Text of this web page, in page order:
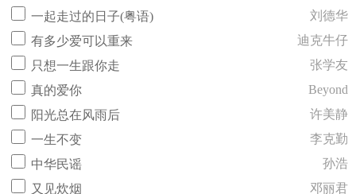
一起走过的日子(粤语)
刘德华
有多少爱可以重来
迪克牛仔
只想一生跟你走
张学友
真的爱你
Beyond
阳光总在风雨后
许美静
一生不变
李克勤
中华民谣
孙浩
又见炊烟
邓丽君